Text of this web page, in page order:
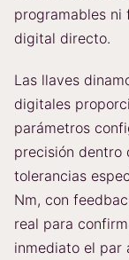
programables ni
digital directo.
Las llaves
digitales
parámetros
precisión dentro
tolerancias
Nm, con
real para
inmediato el par